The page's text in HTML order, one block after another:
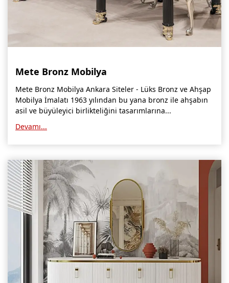
Mete Bronz Mobilya
Mete Bronz Mobilya Ankara Siteler - Lüks Bronz ve Ahşap
Mobilya İmalatı 1963 yılından bu yana bronz ile ahşabın
asil ve büyüleyici birlikteliğini tasarımlarına...
Devamı...